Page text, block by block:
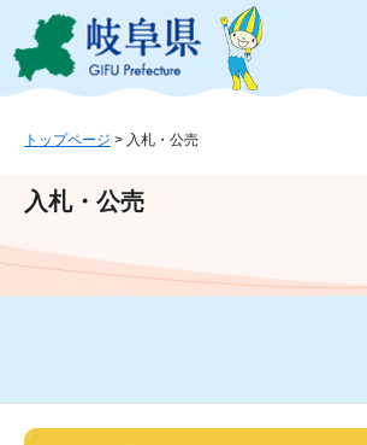
ジ
ュ
文
このページの本文へ
トップページ > 入札・公売
入札・公売